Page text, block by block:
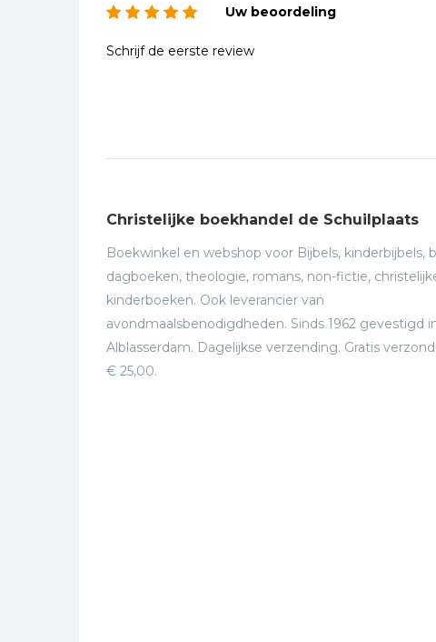
Toeristische kaarten en
Uw beoordeling
Schrijf de eerste review
Christelijke boekhandel de Schuilplaats
Boekwinkel en webshop voor Bijbels, kinderbijbels,
dagboeken, theologie, romans, non-fictie,
kinderboeken. Ook leverancier van
avondmaalsbenodigdheden. Sinds 1962 gevestigd
Alblasserdam. Dagelijkse verzending. Gratis
€ 25,00.